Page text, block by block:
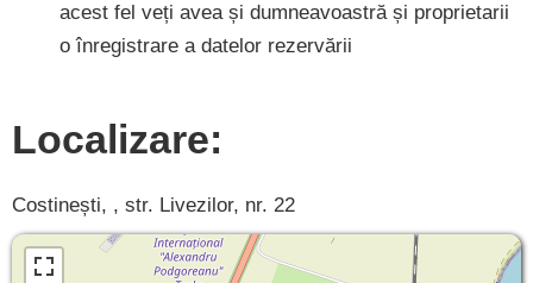
acest fel veți avea și dumneavoastră și proprietarii
o înregistrare a datelor rezervării
Localizare:
Costinești, , str. Livezilor, nr. 22